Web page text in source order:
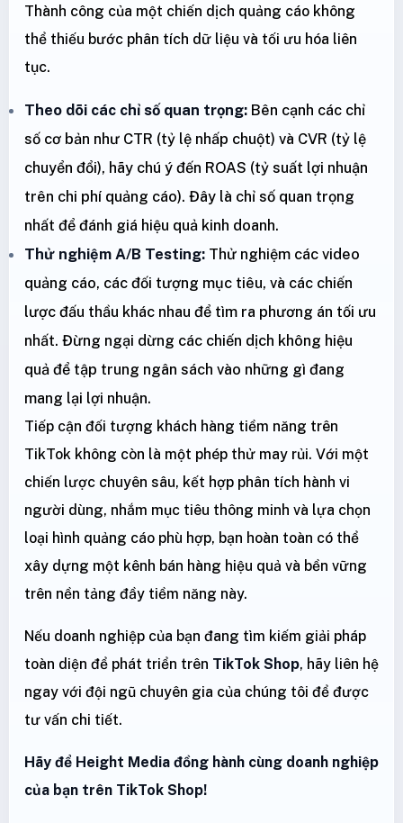
Thành công của một chiến dịch quảng cáo không
thể thiếu bước phân tích dữ liệu và tối ưu hóa liên
tục.
Theo dõi các chỉ số quan trọng: Bên cạnh các chỉ
số cơ bản như CTR (tỷ lệ nhấp chuột) và CVR (tỷ lệ
chuyển đổi), hãy chú ý đến ROAS (tỷ suất lợi nhuận
trên chi phí quảng cáo). Đây là chỉ số quan trọng
nhất để đánh giá hiệu quả kinh doanh.
Thử nghiệm A/B Testing: Thử nghiệm các video
quảng cáo, các đối tượng mục tiêu, và các chiến
lược đấu thầu khác nhau để tìm ra phương án tối ưu
nhất. Đừng ngại dừng các chiến dịch không hiệu
quả để tập trung ngân sách vào những gì đang
mang lại lợi nhuận.
Tiếp cận đối tượng khách hàng tiềm năng trên
TikTok không còn là một phép thử may rủi. Với một
chiến lược chuyên sâu, kết hợp phân tích hành vi
người dùng, nhắm mục tiêu thông minh và lựa chọn
loại hình quảng cáo phù hợp, bạn hoàn toàn có thể
xây dựng một kênh bán hàng hiệu quả và bền vững
trên nền tảng đầy tiềm năng này.
Nếu doanh nghiệp của bạn đang tìm kiếm giải pháp
toàn diện để phát triển trên TikTok Shop, hãy liên hệ
ngay với đội ngũ chuyên gia của chúng tôi để được
tư vấn chi tiết.
Hãy để Height Media đồng hành cùng doanh nghiệp
của bạn trên TikTok Shop!